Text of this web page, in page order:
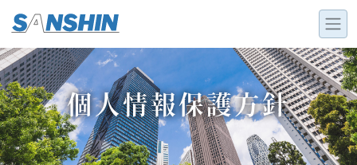
個人情報保護方針